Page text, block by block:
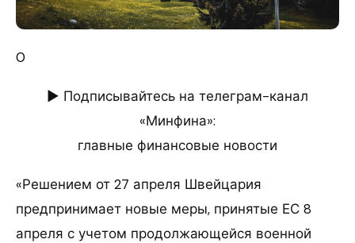
0
► Подписывайтесь на телеграм-канал
«Минфина»:
главные финансовые новости
«Решением от 27 апреля Швейцария
предпринимает новые меры, принятые ЕС 8
апреля с учетом продолжающейся военной